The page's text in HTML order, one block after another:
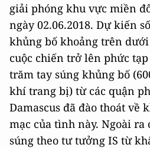
giải phóng khu vực miền
ngày 02.06.2018. Dự kiến
khủng bố khoảng trên
cuộc chiến trở lên phức
trăm tay súng khủng bố
khí trang bị) từ các quận
Damascus đã đào thoát về
mạc của tình này. Ngoài ra
súng theo tư tưởng IS từ